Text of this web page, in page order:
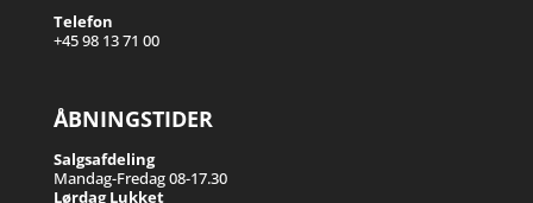
Telefon
+45 98 13 71 00
ÅBNINGSTIDER
Salgsafdeling
Mandag-Fredag 08-17.30
Lørdag Lukket